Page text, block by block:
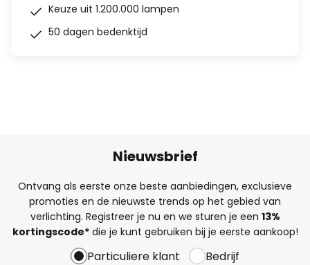
Keuze uit 1.200.000 lampen
50 dagen bedenktijd
Nieuwsbrief
Ontvang als eerste onze beste aanbiedingen, exclusieve
promoties en de nieuwste trends op het gebied van
verlichting. Registreer je nu en we sturen je een 13%
kortingscode*die je kunt gebruiken bij je eerste aankoop!
Particuliere klant Bedrijf